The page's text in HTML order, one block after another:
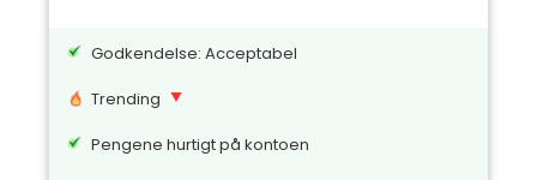
Godkendelse: Acceptabel
Trending
Pengene hurtigt på kontoen